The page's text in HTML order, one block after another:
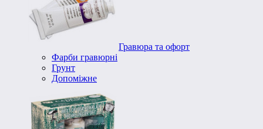
Гравюра та офорт
Фарби гравюрні
Грунт
Допоміжне